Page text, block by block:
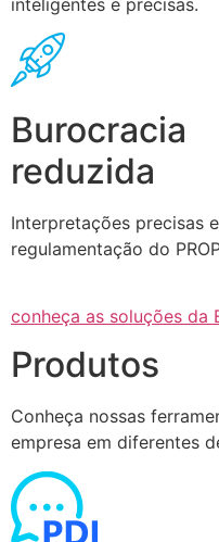
Burocracia
reduzida
Interpretações precisas
regulamentação do
conheça as soluções da
Produtos
Conheça nossas
empresa em diferentes